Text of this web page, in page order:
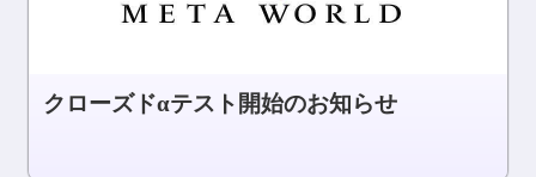
クローズドαテスト開始のお知らせ